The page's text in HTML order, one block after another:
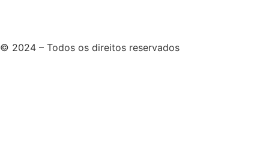
© 2024 – Todos os direitos reservados